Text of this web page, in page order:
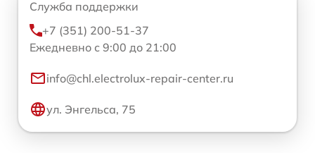
Служба поддержки
+7 (351) 200-51-37
Ежедневно с 9:00 до 21:00
info@chl.electrolux-repair-center.ru
ул. Энгельса, 75